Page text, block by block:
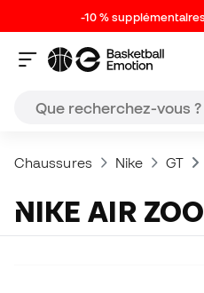
-10 %
Chaussures Nike GT
NIKE AIR